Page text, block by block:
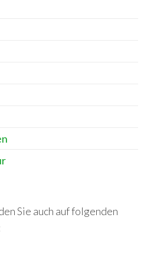
Sie auch auf folgenden